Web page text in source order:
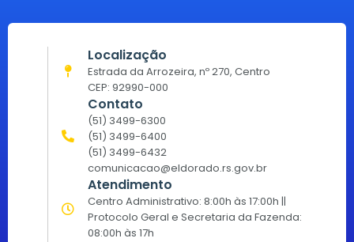
Localização
Estrada da Arrozeira, nº 270, Centro
CEP: 92990-000
Contato
(51) 3499-6300
(51) 3499-6400
(51) 3499-6432
comunicacao@eldorado.rs.gov.br
Atendimento
Centro Administrativo: 8:00h às 17:00h ||
Protocolo Geral e Secretaria da Fazenda:
08:00h às 17h